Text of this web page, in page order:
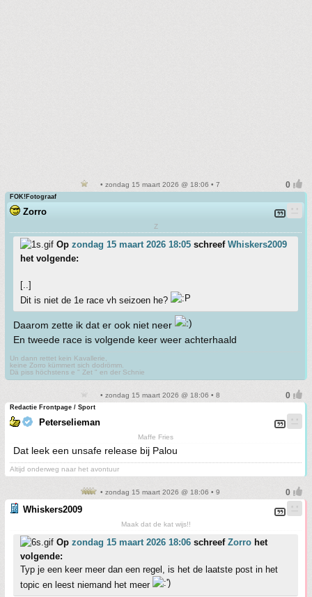
• zondag 15 maart 2026 @ 18:06 • 7
FOK!Fotograaf
Zorro
Z
Op zondag 15 maart 2026 18:05 schreef Whiskers2009
het volgende:
[..]
Dit is niet de 1e race vh seizoen he?
Daarom zette ik dat er ook niet neer
En tweede race is volgende keer weer achterhaald
Un dann rettet kein Kavallerie,
keine Zorro kümmert sich dodrömm.
Dä piss höchstens e " Zet " en der Schnie
• zondag 15 maart 2026 @ 18:06 • 8
Redactie Frontpage / Sport
Peterselieman
Maffe Fries
Dat leek een unsafe release bij Palou
Altijd onderweg naar het avontuur
• zondag 15 maart 2026 @ 18:06 • 9
Whiskers2009
Maak dat de kat wijs!!
Op zondag 15 maart 2026 18:06 schreef Zorro het
volgende:
Typ je een keer meer dan een regel, is het de laatste post in het
topic en leest niemand het meer